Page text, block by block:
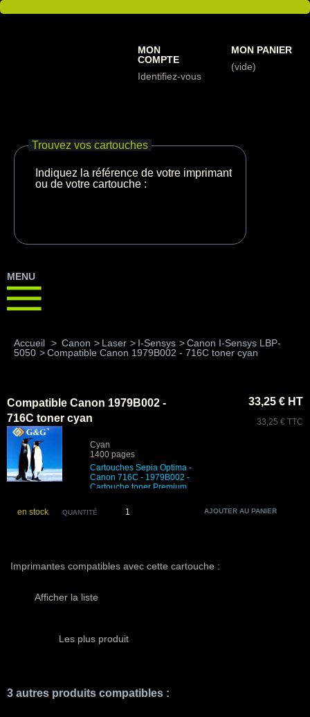
MON
COMPTE
Identifiez-vous
MON PANIER
(vide)
Trouvez vos cartouches
Indiquez la référence de votre imprimante
ou de votre cartouche :
MENU
Accueil > Canon > Laser > I-Sensys >Canon I-Sensys LBP-
5050 >Compatible Canon 1979B002 - 716C toner cyan
Compatible Canon 1979B002 -
716C toner cyan
Cyan
1400 pages
Cartouches Sepia Optima -
Canon 716C - 1979B002 -
Cartouche toner Premium
33,25 € HT
33,25 € TTC
en stock QUANTITÉ
Imprimantes compatibles avec cette cartouche :
Afficher la liste
Les plus produit
3 autres produits compatibles :